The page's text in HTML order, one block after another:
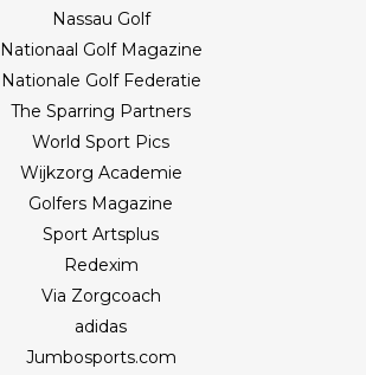
Nassau Golf
Nationaal Golf Magazine
Nationale Golf Federatie
The Sparring Partners
World Sport Pics
Wijkzorg Academie
Golfers Magazine
Sport Artsplus
Redexim
Via Zorgcoach
adidas
Jumbosports.com